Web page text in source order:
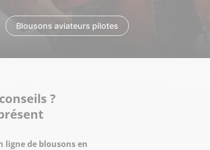
Blousons aviateurs pilotes
?
ligne de blousons en